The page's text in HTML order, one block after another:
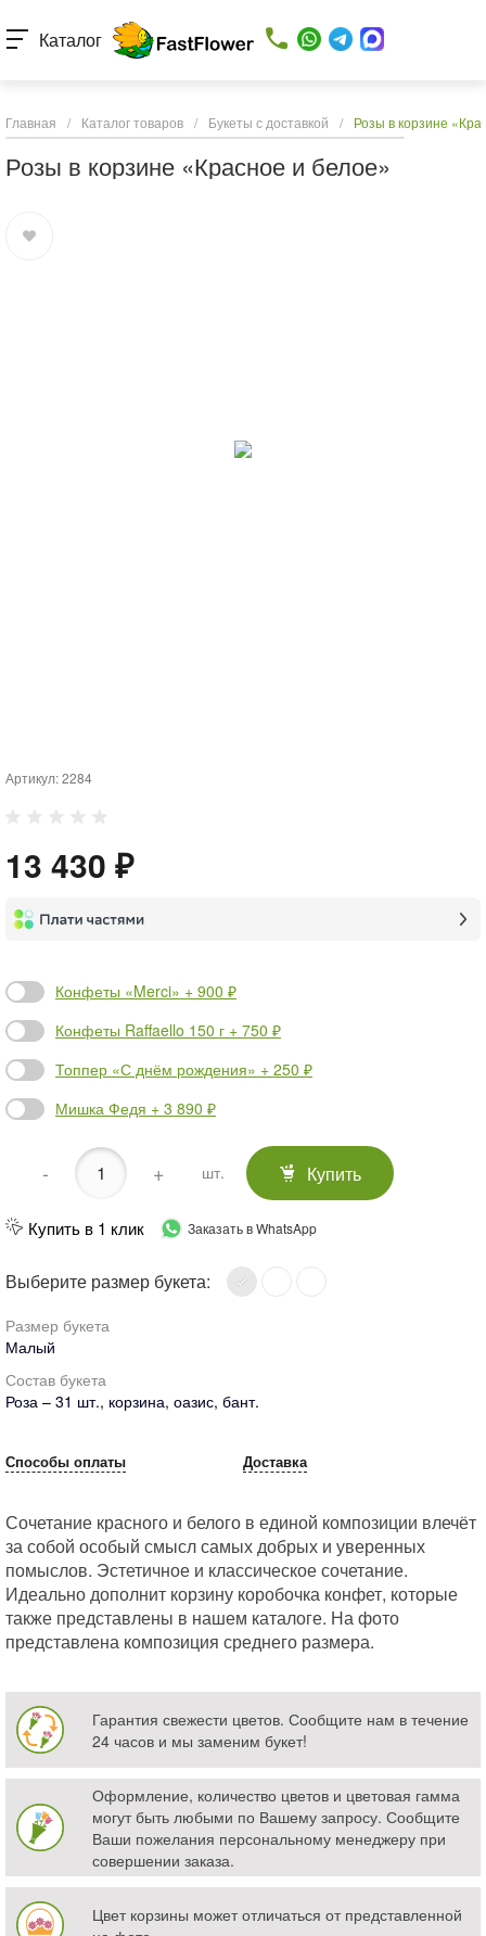
Каталог
Главная / Каталог товаров / Букеты с доставкой / Розы в корзине
Розы в корзине «Красное и белое»
Артикул:2284
13 430 ₽
Конфеты «Merci» + 900 ₽
Конфеты Raffaello 150 г + 750 ₽
Топпер «С днём рождения» + 250 ₽
Мишка Федя + 3 890 ₽
- + шт. Купить
Купить в 1 клик Заказать в WhatsApp
Выберите размер букета:
Размер букета
Малый
Состав букета
Роза – 31 шт., корзина, оазис, бант.
Способы оплаты Доставка
Сочетание красного и белого в единой композиции влечёт
за собой особый смысл самых добрых и уверенных
помыслов. Эстетичное и классическое сочетание.
Идеально дополнит корзину коробочка конфет, которые
также представлены в нашем каталоге. На фото
представлена композиция среднего размера.
Гарантия свежести цветов. Сообщите нам в течение
24 часов и мы заменим букет!
Оформление, количество цветов и цветовая гамма
могут быть любыми по Вашему запросу. Сообщите
Ваши пожелания персональному менеджеру при
совершении заказа.
Цвет корзины может отличаться от представленной